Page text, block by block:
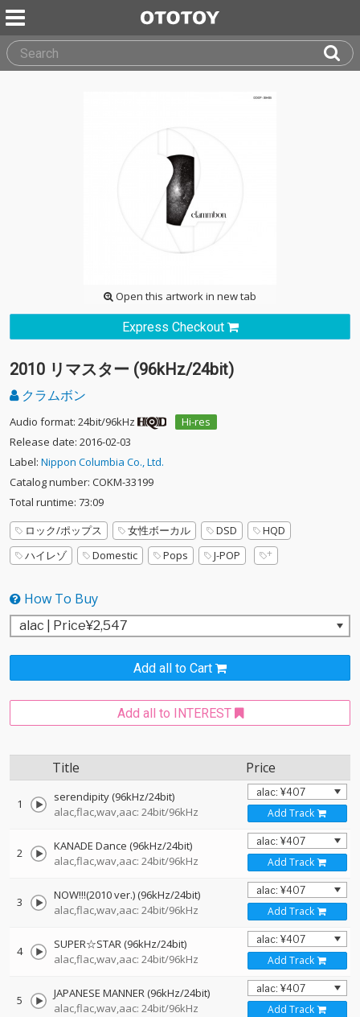
Open this artwork in new tab
Express Checkout
2010 リマスター (96kHz/24bit)
クラムボン
Audio format: 24bit/96kHz
Hi-res
Release date: 2016-02-03
Label: Nippon Columbia Co., Ltd.
Catalog number: COKM-33199
Total runtime: 73:09
ロック/ポップス
女性ボーカル DSD
HQD
ハイレゾ
Domestic Pops J-POP
How To Buy
Add all to Cart
Add all to INTEREST
Title Price
1
serendipity (96kHz/24bit)
alac,flac,wav,aac: 24bit/96kHz
Add Track
2
KANADE Dance (96kHz/24bit)
alac,flac,wav,aac: 24bit/96kHz
Add Track
3
NOW!!!(2010 ver.) (96kHz/24bit)
alac,flac,wav,aac: 24bit/96kHz
Add Track
4
SUPER☆STAR (96kHz/24bit)
alac,flac,wav,aac: 24bit/96kHz
Add Track
5
JAPANESE MANNER (96kHz/24bit)
alac,flac,wav,aac: 24bit/96kHz
Add Track